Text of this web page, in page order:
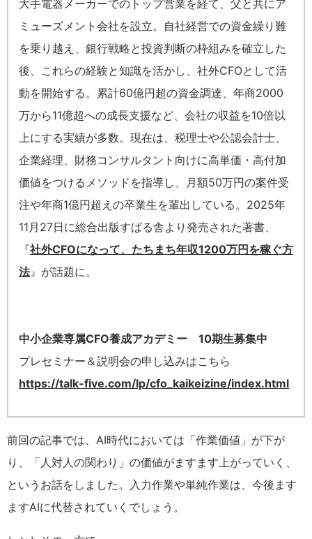
大手電器メーカーでのトップ営業を経て、父と共にア
ミューズメント会社を設立。自社経営での資金繰り難
を乗り越え、銀行戦略と投資判断の枠組みを確立した
後、これらの経験と知識を活かし、社外CFOとして活
動を開始する。累計60億円超の資金調達、年商2000
万から11億超への成長支援など、会社の収益を10倍以
上にする実績が多数。現在は、税理士や公認会計士、
企業経理、財務コンサルタント向けに高単価・高付加
価値をつけるメソッドを指導し、月額50万円の案件受
注や年商1億円超えの卒業生を輩出している。2025年
11月27日に総合出版すばる舎より発売された著書、
『社外CFOになって、たちまち年収1200万円を稼ぐ方
法』が話題に。
中小企業専属CFO養成アカデミー 10期生募集中
プレセミナー＆説明会の申し込みはこちら
https://talk-five.com/lp/cfo_kaikeizine/index.html
前回の記事では、AI時代においては「作業価値」が下が
り、「人対人の関わり」の価値がますます上がっていく、
というお話をしました。
入力作業や単純作業は、今後ます
ますAIに代替されていくでしょう。